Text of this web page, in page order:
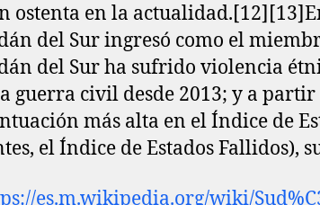
ostenta en la
del Sur ingresó como el
del Sur ha sufrido violencia
guerra civil desde 2013; y a partir
más alta en el Índice de
el Índice de Estados Fallidos),
es.m.wikipedia.org/wiki/